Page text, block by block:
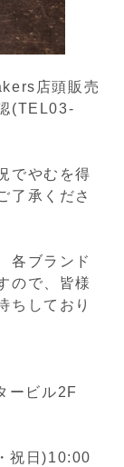
店頭販売
(TEL03-
でやむを得
了承くださ
各ブランド
ので、皆様
ちしており
ービル2F
祝日)10:00